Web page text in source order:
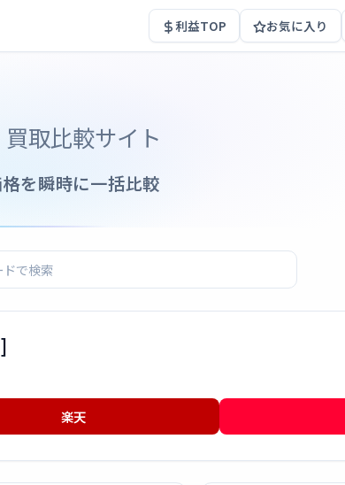
利益TOP お気に入り
買取比較サイト
を瞬時に一括比較
楽天